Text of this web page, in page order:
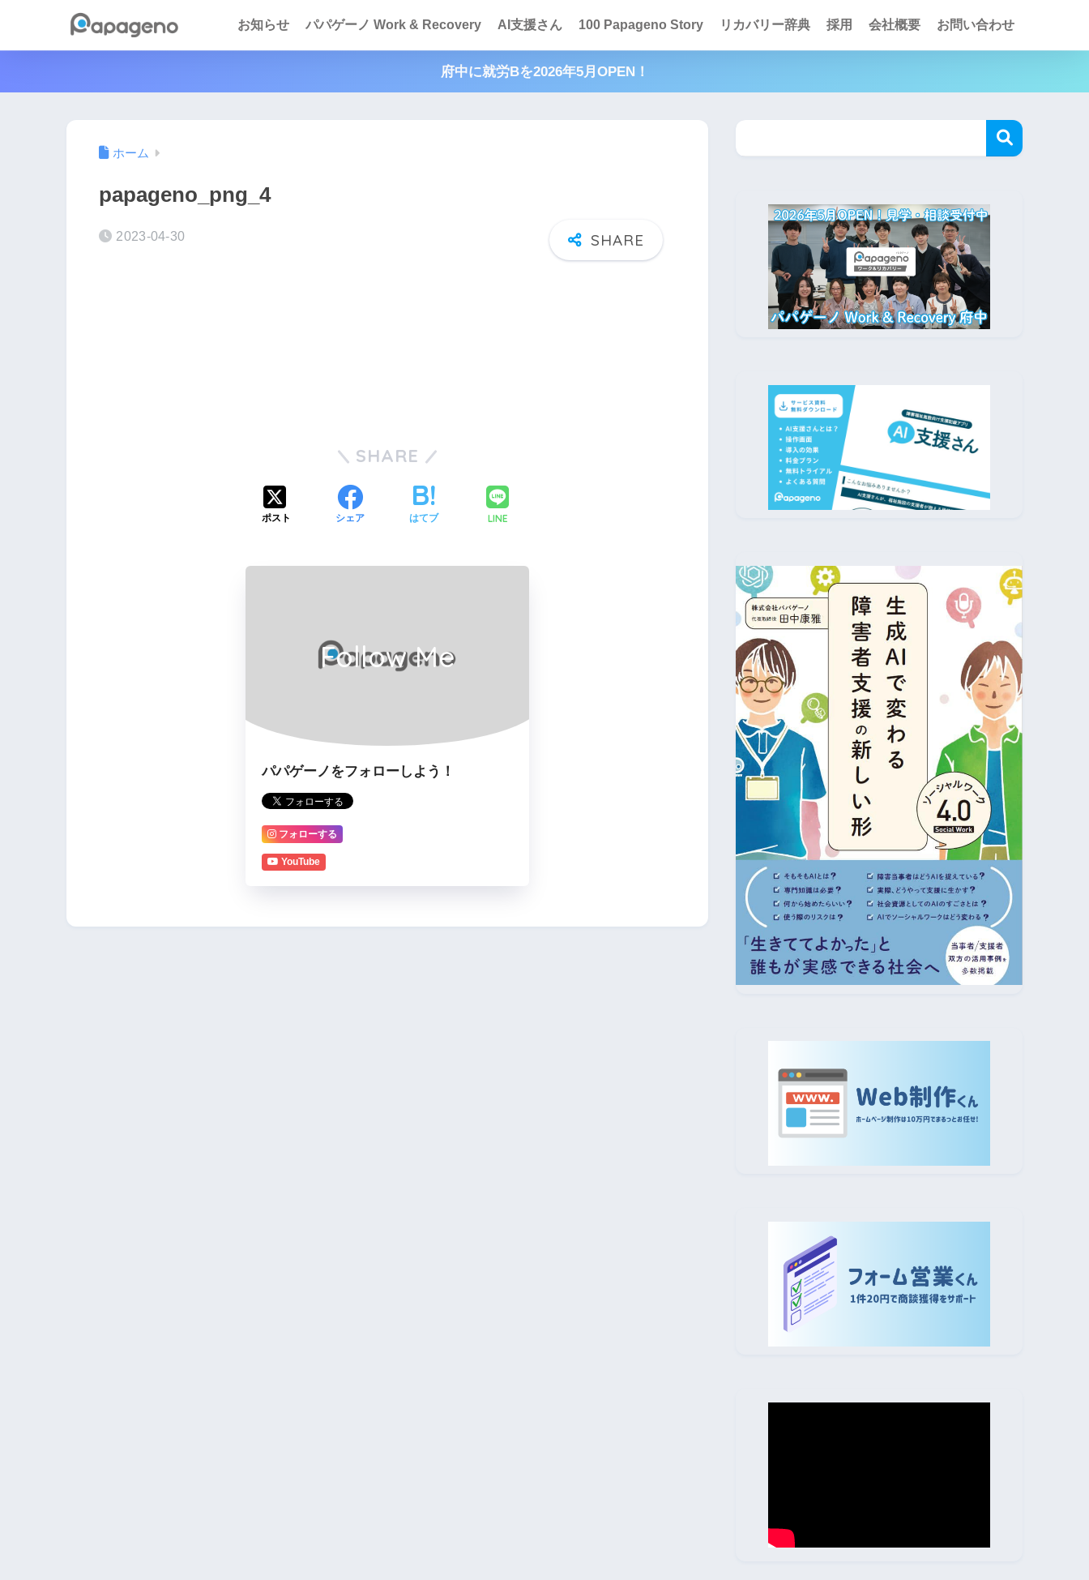
お知らせ パパゲーノ Work & Recovery AI支援さん 100 Papageno Story リカバリー辞典 採用 会社概要 お問い合わせ
府中に就労Bを2026年5月OPEN！
ホーム
papageno_png_4
2023-04-30
SHARE
ポスト シェア はてブ LINE
Follow Me
パパゲーノをフォローしよう！
フォローする
YouTube